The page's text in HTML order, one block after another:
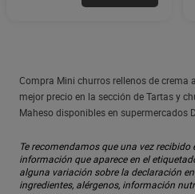
Compra Mini churros rellenos de crema
mejor precio en la sección de Tartas y
Maheso disponibles en supermercados
Te recomendamos que una vez
información que aparece en el
alguna variación sobre la declaración
ingredientes, alérgenos, información